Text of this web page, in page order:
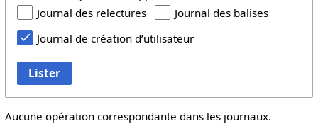
Journal des relectures
Journal des balises
Journal de création d’utilisateur
Lister
Aucune opération correspondante dans les journaux.